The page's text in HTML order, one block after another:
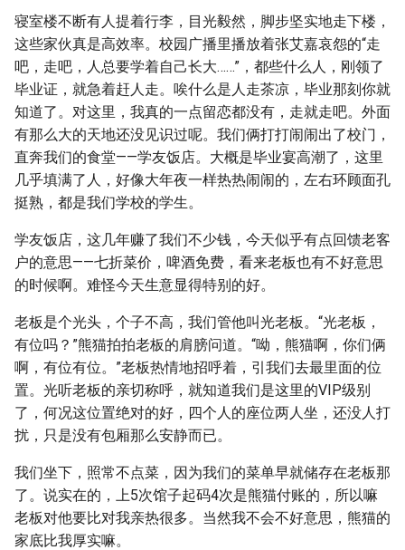
寝室楼不断有人提着行李，目光毅然，脚步坚实地走下楼，
这些家伙真是高效率。校园广播里播放着张艾嘉哀怨的“走
吧，走吧，人总要学着自己长大……”，都些什么人，刚领了
毕业证，就急着赶人走。唉什么是人走茶凉，毕业那刻你就
知道了。对这里，我真的一点留恋都没有，走就走吧。外面
有那么大的天地还没见识过呢。我们俩打打闹闹出了校门，
直奔我们的食堂——学友饭店。大概是毕业宴高潮了，这里
几乎填满了人，好像大年夜一样热热闹闹的，左右环顾面孔
挺熟，都是我们学校的学生。
学友饭店，这几年赚了我们不少钱，今天似乎有点回馈老客
户的意思——七折菜价，啤酒免费，看来老板也有不好意思
的时候啊。难怪今天生意显得特别的好。
老板是个光头，个子不高，我们管他叫光老板。“光老板，
有位吗？”熊猫拍拍老板的肩膀问道。“呦，熊猫啊，你们俩
啊，有位有位。”老板热情地招呼着，引我们去最里面的位
置。光听老板的亲切称呼，就知道我们是这里的VIP级别
了，何况这位置绝对的好，四个人的座位两人坐，还没人打
扰，只是没有包厢那么安静而已。
我们坐下，照常不点菜，因为我们的菜单早就储存在老板那
了。说实在的，上5次馆子起码4次是熊猫付账的，所以嘛
老板对他要比对我亲热很多。当然我不会不好意思，熊猫的
家底比我厚实嘛。